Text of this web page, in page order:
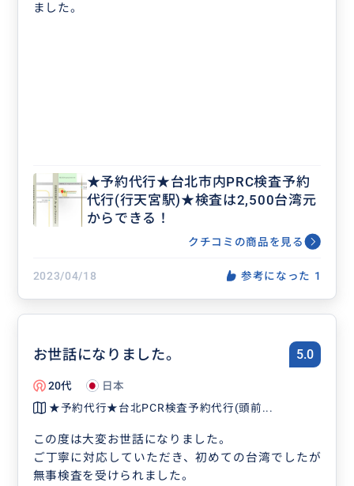
ました。
★予約代行★台北市内PRC検査予約
代行(行天宮駅)★検査は2,500台湾元
からできる！
クチコミの商品を見る
2023/04/18 参考になった 1
お世話になりました。 5.0
20代
日本
★予約代行★台北PCR検査予約代行(頭前...
この度は大変お世話になりました。
ご丁寧に対応していただき、初めての台湾でしたが
無事検査を受けられました。